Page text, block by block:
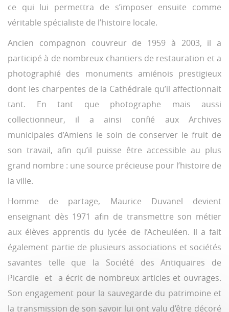
ce qui lui permettra de s’imposer ensuite comme
véritable spécialiste de l’histoire locale.
Ancien compagnon couvreur de 1959 à 2003, il a
participé à de nombreux chantiers de restauration et a
photographié des monuments amiénois prestigieux
dont les charpentes de la Cathédrale qu’il affectionnait
tant. En tant que photographe mais aussi
collectionneur, il a ainsi confié aux Archives
municipales d’Amiens le soin de conserver le fruit de
son travail, afin qu’il puisse être accessible au plus
grand nombre : une source précieuse pour l’histoire de
la ville.
Homme de partage, Maurice Duvanel devient
enseignant dès 1971 afin de transmettre son métier
aux élèves apprentis du lycée de l’Acheuléen. Il a fait
également partie de plusieurs associations et sociétés
savantes telle que la Société des Antiquaires de
Picardie et a écrit de nombreux articles et ouvrages.
Son engagement pour la sauvegarde du patrimoine et
la transmission de son savoir lui ont valu d’être décoré